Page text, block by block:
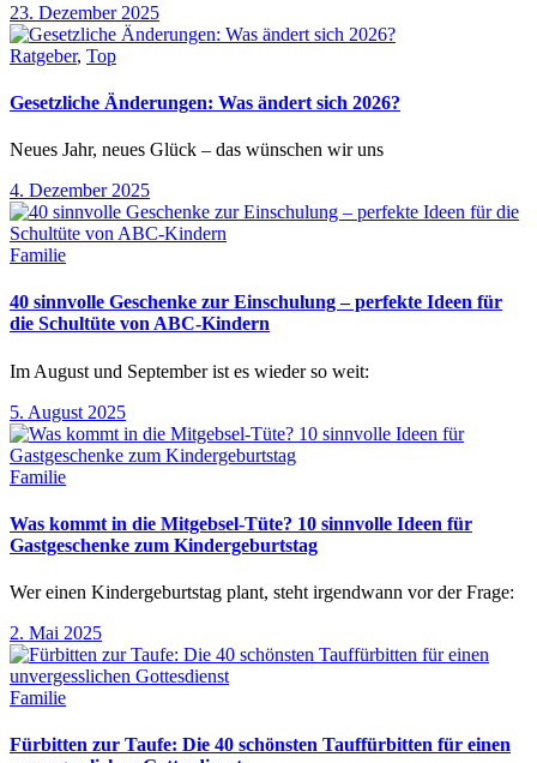
23. Dezember 2025
Ratgeber, Top
Gesetzliche Änderungen: Was ändert sich 2026?
Neues Jahr, neues Glück – das wünschen wir uns
4. Dezember 2025
Familie
40 sinnvolle Geschenke zur Einschulung – perfekte Ideen für
die Schultüte von ABC-Kindern
Im August und September ist es wieder so weit:
5. August 2025
Familie
Was kommt in die Mitgebsel-Tüte? 10 sinnvolle Ideen für
Gastgeschenke zum Kindergeburtstag
Wer einen Kindergeburtstag plant, steht irgendwann vor der Frage:
2. Mai 2025
Familie
Fürbitten zur Taufe: Die 40 schönsten Tauffürbitten für einen